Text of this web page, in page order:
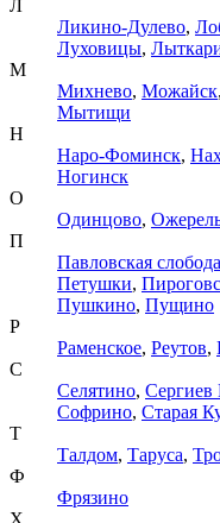
Л
Ликино-Дулево,
Луховицы,
М
Михнево, Можайск,
Мытищи
Н
Наро-Фоминск,
Ногинск
О
Одинцово,
П
Павловская слобода
Петушки,
Пушкино, Пущино
Р
Раменское, Реутов,
С
Селятино, Сергиев
Софрино, Старая
Т
Талдом, Таруса,
Ф
Фрязино
Х